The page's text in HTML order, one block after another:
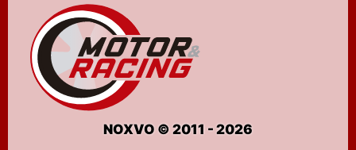
NOXVO © 2011 - 2026